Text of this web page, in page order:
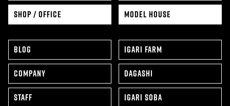
SHOP / OFFICE
MODEL HOUSE
BLOG
IGARI FARM
COMPANY
DAGASHI
STAFF
IGARI SOBA